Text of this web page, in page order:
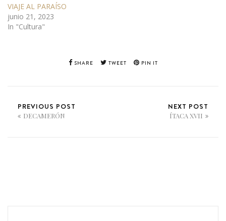
VIAJE AL PARAÍSO
junio 21, 2023
In "Cultura"
SHARE TWEET PIN IT
PREVIOUS POST
DECAMERÓN
NEXT POST
ÍTACA XVII